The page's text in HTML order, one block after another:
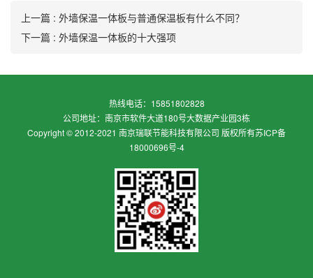
上一篇 : 外墙保温一体板与普通保温板有什么不同？
下一篇 : 外墙保温一体板的十大强项
热线电话：15851802828
公司地址：南京市软件大道180号大数据产业园3栋
Copyright © 2012-2021 南京瑞联节能科技有限公司 版权所有苏ICP备
18000696号-4